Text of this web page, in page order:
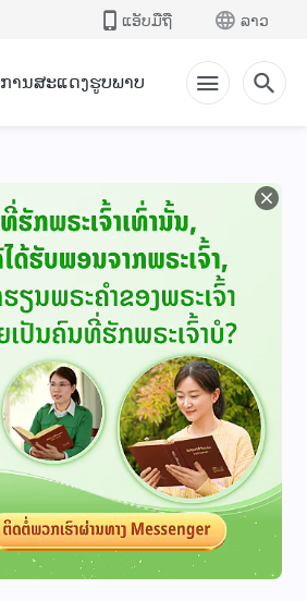
ແອັບມືຖື ລາວ
ການສະແດງຮູບພາບ